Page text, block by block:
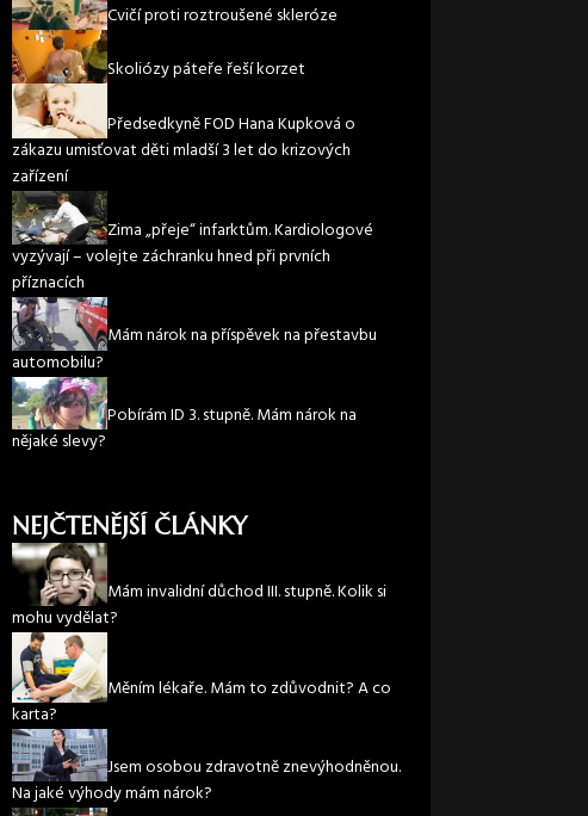
Cvičí proti roztroušené skleróze
Skoliózy páteře řeší korzet
Předsedkyně FOD Hana Kupková o
zákazu umisťovat děti mladší 3 let do krizových
zařízení
Zima „přeje“ infarktům. Kardiologové
vyzývají – volejte záchranku hned při prvních
příznacích
Mám nárok na příspěvek na přestavbu
automobilu?
Pobírám ID 3. stupně. Mám nárok na
nějaké slevy?
NEJČTENĚJŠÍ ČLÁNKY
Mám invalidní důchod III. stupně. Kolik si
mohu vydělat?
Měním lékaře. Mám to zdůvodnit? A co
karta?
Jsem osobou zdravotně znevýhodněnou.
Na jaké výhody mám nárok?